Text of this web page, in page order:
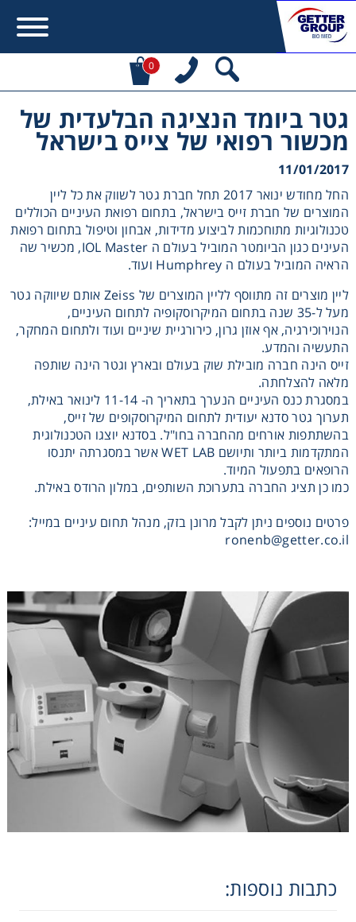
0
כתבות נוספות:
גטר ביומד הנציגה הבלעדית של
מכשור רפואי של צייס בישראל
11/01/2017
החל מחודש ינואר 2017 תחל חברת גטר לשווק את כל ליין
המוצרים של חברת זייס בישראל, בתחום רפואת העיניים הכוללים
טכנולוגיות מתוחכמות לביצוע מדידות, אבחון וטיפול בתחום רפואת
העינים כגון הביומטר המוביל בעולם ה IOL Master, מכשיר שה
הראיה המוביל בעולם ה Humphrey ועוד.
ליין מוצרים זה מתווסף לליין המוצרים של Zeiss אותם שיווקה גטר
מעל ל-35 שנה בתחום המיקרוסקופיה לתחום העיניים,
הנוירוכירגיה, אף אוזן גרון, כירורגיית שיניים ועוד ולתחום המחקר,
התעשיה והמדע.
זייס הינה חברה מובילת שוק בעולם ובארץ וגטר הינה שותפה
מלאה להצלחתה.
במסגרת כנס העיניים הנערך בתאריך ה- 11-14 לינואר באילת,
תערוך גטר סדנא יעודית לתחום המיקרוסקופים של זייס,
בהשתתפות אורחים מהחברה בחו"ל. בסדנא יוצגו הטכנולוגית
המתקדמות ביותר ותיושם WET LAB אשר במסגרתה יתנסו
הרופאים בתפעול המיוד.
כמו כן תציג החברה בתערוכת השותפים, במלון הרודס באילת.
פרטים נוספים ניתן לקבל מרונן בזק, מנהל תחום עיניים במייל:
ronenb@getter.co.il
Error:Contact form not found.
מעונין לקבל הצעת מחיר או מידע עבור:
Centrifuges
Chromatography
Concentration
Cooling
Heating
Instrumentation
Microscopy
Pumps
Shaking & Stirring
Storage
Thermometry
Chromatography
Lab Essentials